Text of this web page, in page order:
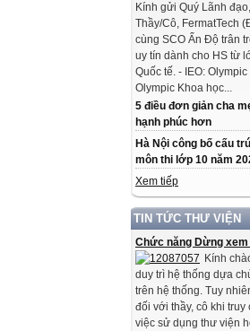
Kính gửi Quý Lãnh
Thầy/Cô, FermatTech
cùng SCO Ấn Độ trân
uy tín dành cho HS từ
Quốc tế. - IEO:
Olympic Khoa học...
5 điều đơn giản cha
hạnh phúc hơn
Hà Nội công bố cấu
môn thi lớp 10 năm
Xem tiếp
TIN TỨC THƯ VIỆN
Chức năng Dừng
Kính
duy trì hệ thống dựa
trên hệ thống. Tuy
đối với thầy, cô khi truy
việc sử dụng thư viện